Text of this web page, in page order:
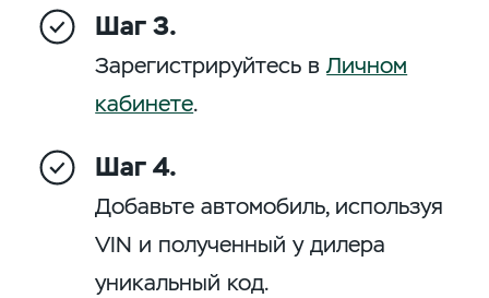
Шаг 3.
Зарегистрируйтесь вЛичном
кабинете.
Шаг 4.
Добавьте автомобиль, используя
VIN и полученный у дилера
уникальный код.